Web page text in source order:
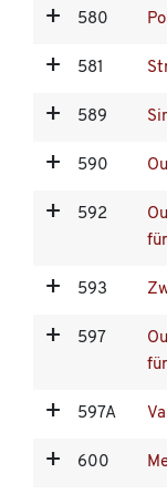
580
581
589
590
592
593
597
597A
600